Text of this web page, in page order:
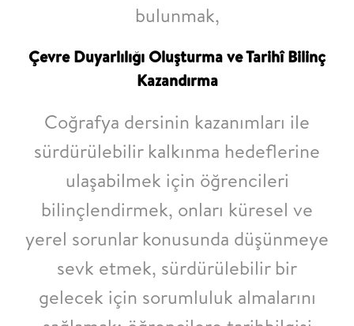
bulunmak,
Çevre Duyarlılığı Oluşturma ve Tarihî Bilinç
Kazandırma
Coğrafya dersinin kazanımları ile
sürdürülebilir kalkınma hedeflerine
ulaşabilmek için öğrencileri
bilinçlendirmek, onları küresel ve
yerel sorunlar konusunda düşünmeye
sevk etmek, sürdürülebilir bir
gelecek için sorumluluk almalarını